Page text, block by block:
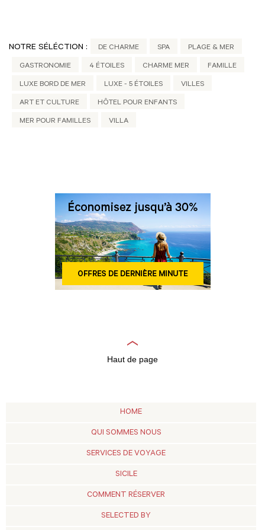
NOTRE SÉLÉCTION : DE CHARME SPA PLAGE & MER
GASTRONOMIE 4 ÉTOILES CHARME MER FAMILLE
LUXE BORD DE MER LUXE - 5 ÉTOILES VILLES
ART ET CULTURE HÔTEL POUR ENFANTS
MER POUR FAMILLES VILLA
Haut de page
HOME
QUI SOMMES NOUS
SERVICES DE VOYAGE
SICILE
COMMENT RÉSERVER
SELECTED BY